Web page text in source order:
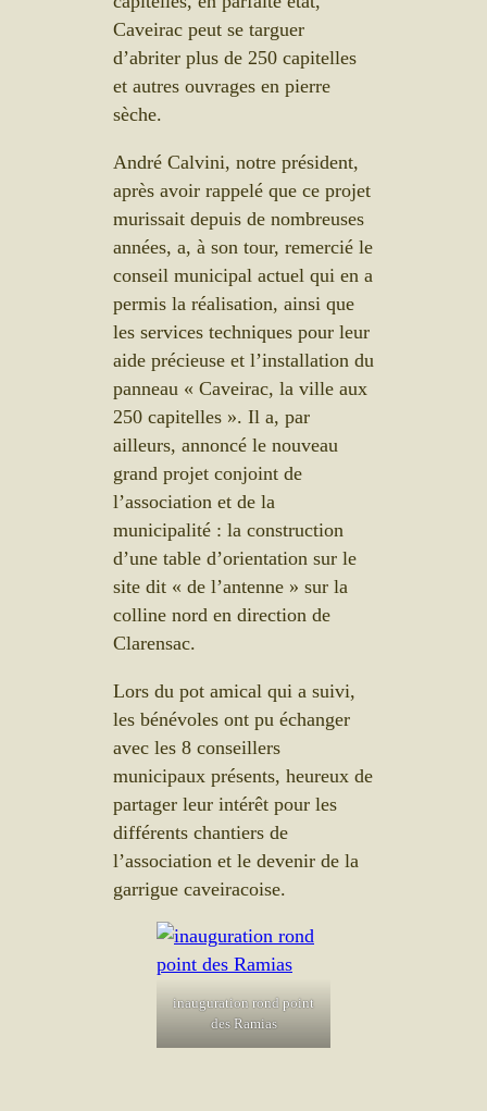
Caveirac peut se targuer
d’abriter plus de 250 capitelles
et autres ouvrages en pierre
sèche.
André Calvini, notre président,
après avoir rappelé que ce projet
murissait depuis de nombreuses
années, a, à son tour, remercié le
conseil municipal actuel qui en a
permis la réalisation, ainsi que
les services techniques pour leur
aide précieuse et l’installation du
panneau « Caveirac, la ville aux
250 capitelles ». Il a, par
ailleurs, annoncé le nouveau
grand projet conjoint de
l’association et de la
municipalité : la construction
d’une table d’orientation sur le
site dit « de l’antenne » sur la
colline nord en direction de
Clarensac.
Lors du pot amical qui a suivi,
les bénévoles ont pu échanger
avec les 8 conseillers
municipaux présents, heureux de
partager leur intérêt pour les
différents chantiers de
l’association et le devenir de la
garrigue caveiracoise.
inauguration rond point
des Ramias